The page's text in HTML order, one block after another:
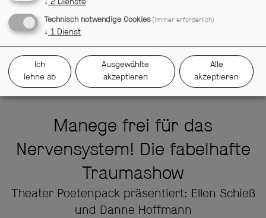
Flügel unter der Haut. Freiheit
— Eine theatrale Spurensuche
Theater Poetenpack präsentiert: Theater
Weites Feld
Manege frei für das
Nervensystem! Die fabelhafte
Traumashow
Theater Poetenpack präsentiert: Ellen Schieß
und Danne Hoffmann
↓ 2 Dienste
Technisch notwendige Cookies (immer erforderlich)
↓ 1 Dienst
Ich
lehne ab
Ausgewählte
akzeptieren
Alle
akzeptieren